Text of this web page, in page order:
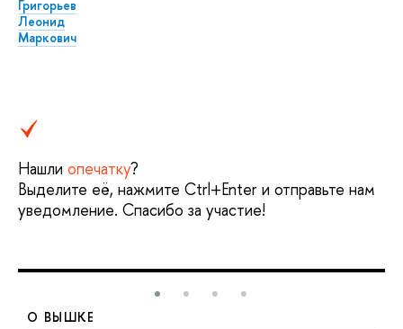
Григорьев
Леонид
Маркович
Нашли опечатку?
Выделите её, нажмите Ctrl+Enter и отправьте нам
уведомление. Спасибо за участие!
О ВЫШКЕ